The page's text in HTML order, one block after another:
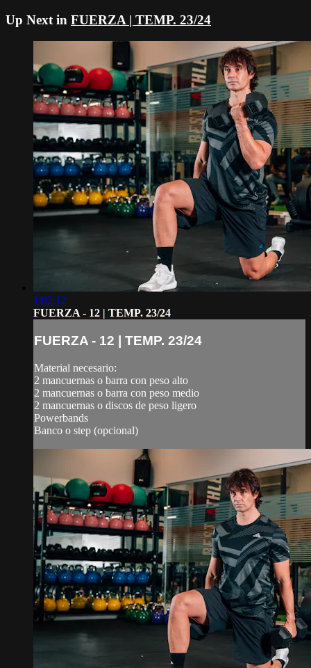
Up Next in FUERZA | TEMP. 23/24
1:02:12
FUERZA - 12 | TEMP. 23/24
FUERZA - 12 | TEMP. 23/24
Material necesario:
2 mancuernas o barra con peso alto
2 mancuernas o barra con peso medio
2 mancuernas o discos de peso ligero
Powerbands
Banco o step (opcional)